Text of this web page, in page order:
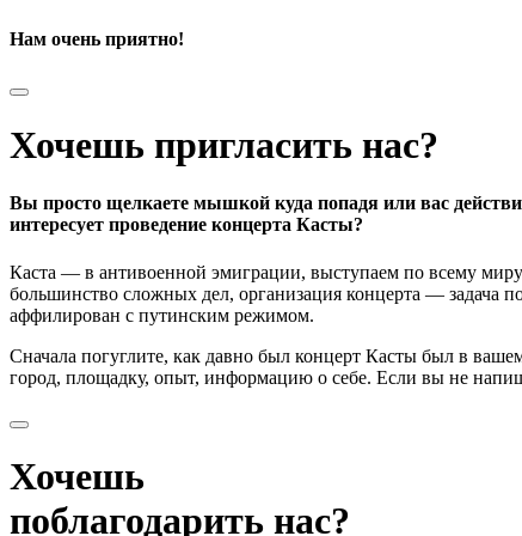
Нам очень приятно!
Хочешь пригласить нас?
Вы просто щелкаете мышкой куда попадя или вас
интересует проведение концерта Касты?
Каста — в антивоенной эмиграции, выступаем по всему
большинство сложных дел, организация концерта — задача
аффилирован с путинским режимом.
Сначала погуглите, как давно был концерт Касты был в
город, площадку, опыт, информацию о себе. Если вы не
Хочешь
поблагодарить нас?